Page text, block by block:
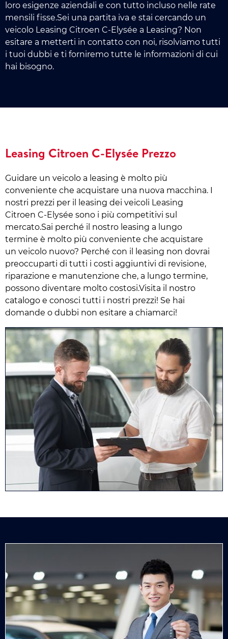
loro esigenze aziendali e con tutto incluso nelle rate
mensili fisse.Sei una partita iva e stai cercando un
veicolo Leasing Citroen C-Elysée a Leasing? Non
esitare a metterti in contatto con noi, risolviamo tutti
i tuoi dubbi e ti forniremo tutte le informazioni di cui
hai bisogno.
Leasing Citroen C-Elysée Prezzo
Guidare un veicolo a leasing è molto più
conveniente che acquistare una nuova macchina. I
nostri prezzi per il leasing dei veicoli Leasing
Citroen C-Elysée sono i più competitivi sul
mercato.Sai perché il nostro leasing a lungo
termine è molto più conveniente che acquistare
un veicolo nuovo? Perché con il leasing non dovrai
preoccuparti di tutti i costi aggiuntivi di revisione,
riparazione e manutenzione che, a lungo termine,
possono diventare molto costosi.Visita il nostro
catalogo e conosci tutti i nostri prezzi! Se hai
domande o dubbi non esitare a chiamarci!